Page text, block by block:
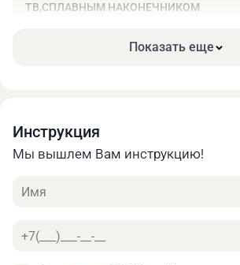
d,
d1,
Конус
Морзе
Основные преимущества:
Жёсткий неподвижный центр для
Рабочий конус с твердосплавной
службы изделия
ТВ,СПЛАВНЫМ НАКОНЕЧНИКОМ
Показать еще
Инструкция
Мы вышлем Вам инструкцию!
Имя
Телефон